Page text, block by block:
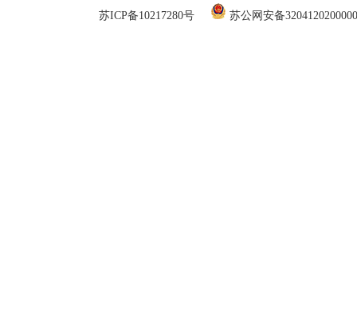
苏ICP备10217280号
苏公网安备